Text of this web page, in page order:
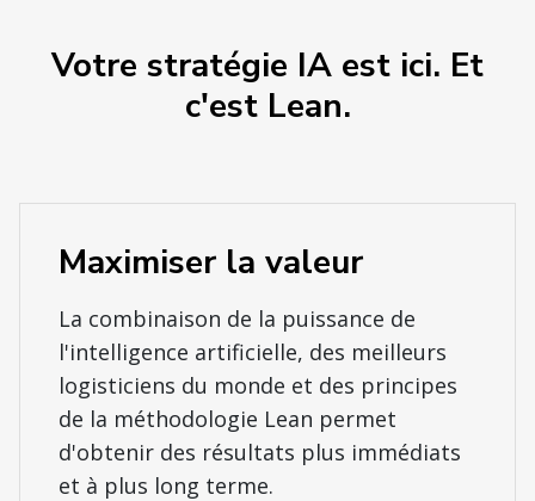
Votre stratégie IA est ici. Et
c'est Lean.
Maximiser la valeur
La combinaison de la puissance de
l'intelligence artificielle, des meilleurs
logisticiens du monde et des principes
de la méthodologie Lean permet
d'obtenir des résultats plus immédiats
et à plus long terme.